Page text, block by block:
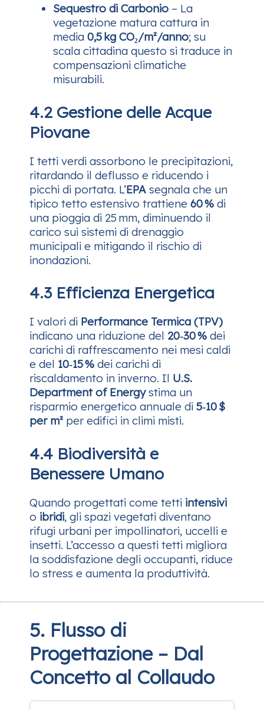
Sequestro di Carbonio – La
vegetazione matura cattura in
media 0,5 kg CO₂/m²/anno; su
scala cittadina questo si traduce in
compensazioni climatiche
misurabili.
4.2 Gestione delle Acque
Piovane
I tetti verdi assorbono le precipitazioni,
ritardando il deflusso e riducendo i
picchi di portata. L’EPA segnala che un
tipico tetto estensivo trattiene 60 % di
una pioggia di 25 mm, diminuendo il
carico sui sistemi di drenaggio
municipali e mitigando il rischio di
inondazioni.
4.3 Efficienza Energetica
I valori di Performance Termica (TPV)
indicano una riduzione del 20‑30 % dei
carichi di raffrescamento nei mesi caldi
e del 10‑15 % dei carichi di
riscaldamento in inverno. Il U.S.
Department of Energystima un
risparmio energetico annuale di 5‑10 $
per m² per edifici in climi misti.
4.4 Biodiversità e
Benessere Umano
Quando progettati come tetti intensivi
o ibridi, gli spazi vegetati diventano
rifugi urbani per impollinatori, uccelli e
insetti. L’accesso a questi tetti migliora
la soddisfazione degli occupanti, riduce
lo stress e aumenta la produttività.
5. Flusso di
Progettazione – Dal
Concetto al Collaudo